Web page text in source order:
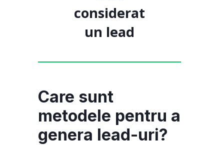
considerat
un lead
Care sunt
metodele pentru a
genera lead-uri?